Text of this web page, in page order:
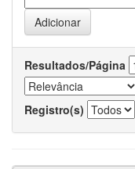
Resultados/Página
Registro(s)